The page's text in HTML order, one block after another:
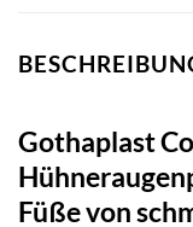
Gothaplast
Füße von